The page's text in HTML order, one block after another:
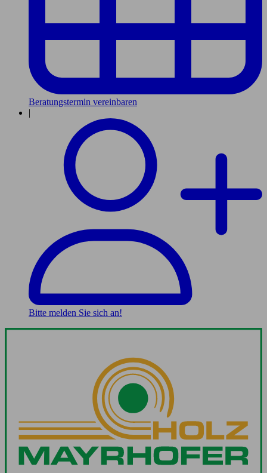
Beratungstermin vereinbaren
|
Bitte melden Sie sich an!